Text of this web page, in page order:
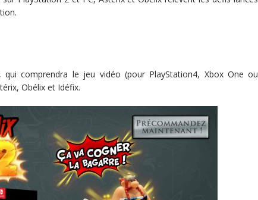
qui comprendra le jeu vidéo (pour PlayStation4, Xbox One ou
Obélix et Idéfix.